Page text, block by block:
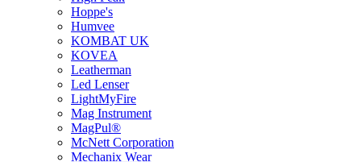
Hoppe's
Humvee
KOMBAT UK
KOVEA
Leatherman
Led Lenser
LightMyFire
Mag Instrument
MagPul®
McNett Corporation
Mechanix Wear